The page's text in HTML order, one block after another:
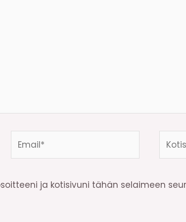
osoite
ja kotisivuni tähän selaimeen